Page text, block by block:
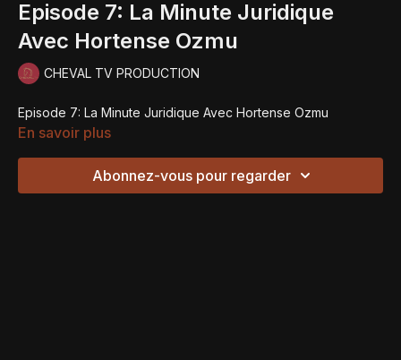
Episode 7: La Minute Juridique
Avec Hortense Ozmu
CHEVAL TV PRODUCTION
Episode 7: La Minute Juridique Avec Hortense Ozmu
En savoir plus
Abonnez-vous pour regarder